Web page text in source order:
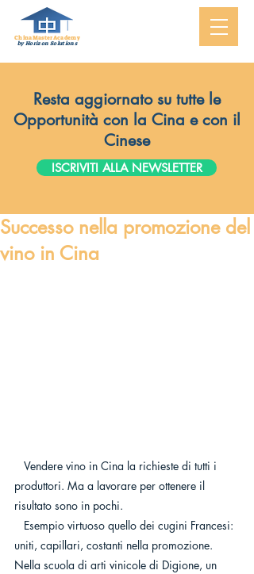
ChinaMasterAcademy
by Horizon Solutions
Resta aggiornato su tutte le
Opportunità con la Cina e con il
Cinese
ISCRIVITI ALLA NEWSLETTER
Successo nella promozione del
vino in Cina
produttori. Ma a lavorare per ottenere il
risultato sono in pochi.
uniti, capillari, costanti nella promozione.
Nella scuola di arti vinicole di Digione, un